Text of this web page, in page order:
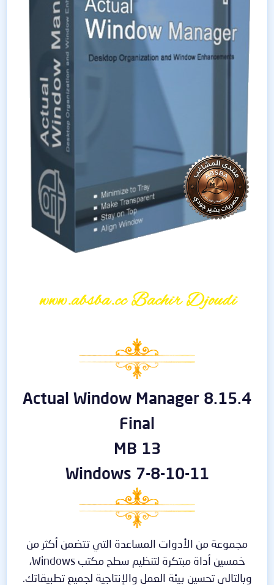
Actual Window Manager 8.15.4
Final
13 MB
Windows 7-8-10-11
مجموعة من الأدوات المساعدة التي تتضمن أكثر من
خمسين أداة مبتكرة لتنظيم سطح مكتب Windows،
وبالتالي تحسين بيئة العمل والإنتاجية لجميع تطبيقاتك.